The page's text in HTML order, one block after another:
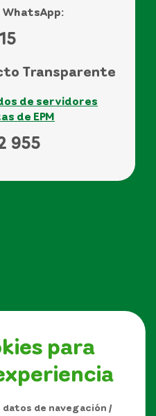
para
de navegación /
WhatsApp:
Transparente
de servidores
de EPM
955